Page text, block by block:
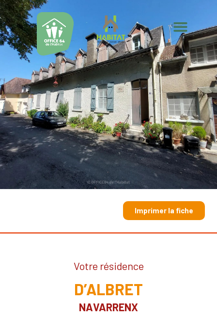
Imprimer la fiche
Votre résidence
D’ALBRET
NAVARRENX